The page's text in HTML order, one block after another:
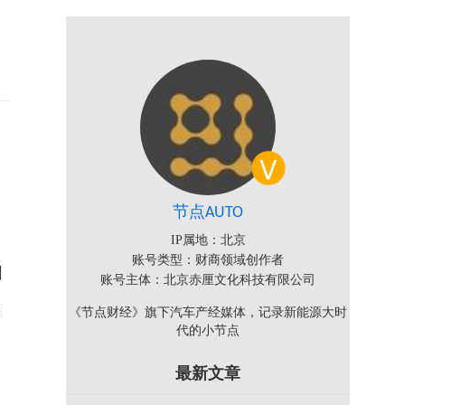
节点AUTO
IP属地：北京
账号类型：财商领域创作者
账号主体：北京赤厘文化科技有限公司
《节点财经》旗下汽车产经媒体，记录新能源大时
代的小节点
最新文章